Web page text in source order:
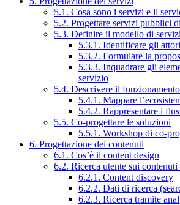
5.1. Cosa sono i servizi e il
5.2. Progettare servizi pubblici
5.3. Definire il modello di
5.3.1. Identificare gli
5.3.2. Formulare la
5.3.3. Inquadrare gli
servizio
5.4. Descrivere il
5.4.1. Mappare
5.4.2. Rappresentare i
5.5. Co-progettare le soluzioni
5.5.1. Workshop di co-
6. Progettazione dei contenuti
6.1. Cos’è il content design
6.2. Ricerca utente sui
6.2.1. Content discovery
6.2.2. Dati di ricerca
6.2.3. Ricerca tramite